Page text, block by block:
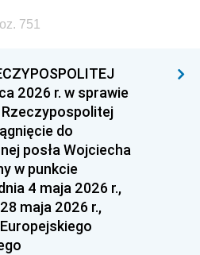
751
2026 r. w sprawie
do
posła Wojciecha
w punkcie
4 maja 2026 r.,
maja 2026 r.,